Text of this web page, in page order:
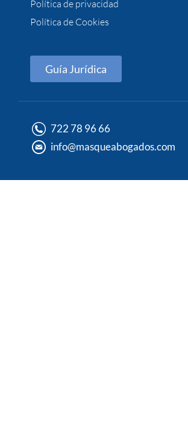
Política de privacidad
Política de Cookies
Guía Jurídica
722 78 96 66
info@masqueabogados.com